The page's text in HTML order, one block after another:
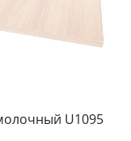
U1095